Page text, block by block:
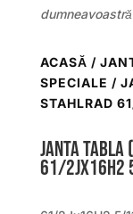
ACASĂ /
SPECIALE /
STAHLRAD
Janta tabla
61/